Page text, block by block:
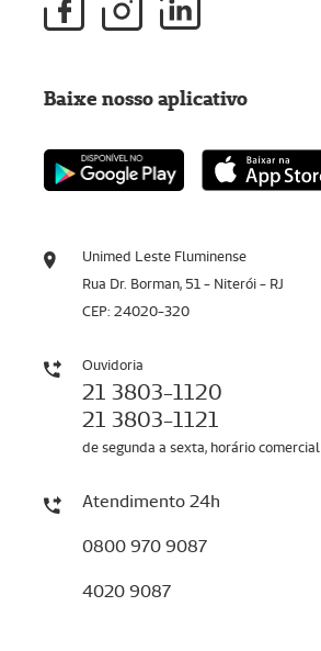
Unimed Leste Fluminense
Rua Dr. Borman, 51 - Niterói - RJ
CEP: 24020-320
Ouvidoria
21 3803-1120
21 3803-1121
de segunda a sexta, horário comercial
Atendimento 24h
0800 970 9087
4020 9087
Baixe nosso aplicativo